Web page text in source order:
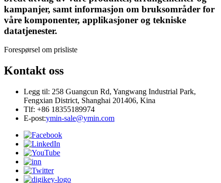
kampanjer, samt informasjon om bruksområder for
våre komponenter, applikasjoner og tekniske
datatjenester.
Forespørsel om prisliste
Kontakt oss
Legg til: 258 Guangcun Rd, Yangwang Industrial Park,
Fengxian District, Shanghai 201406, Kina
Tlf: +86 18355189974
E-post:ymin-sale@ymin.com